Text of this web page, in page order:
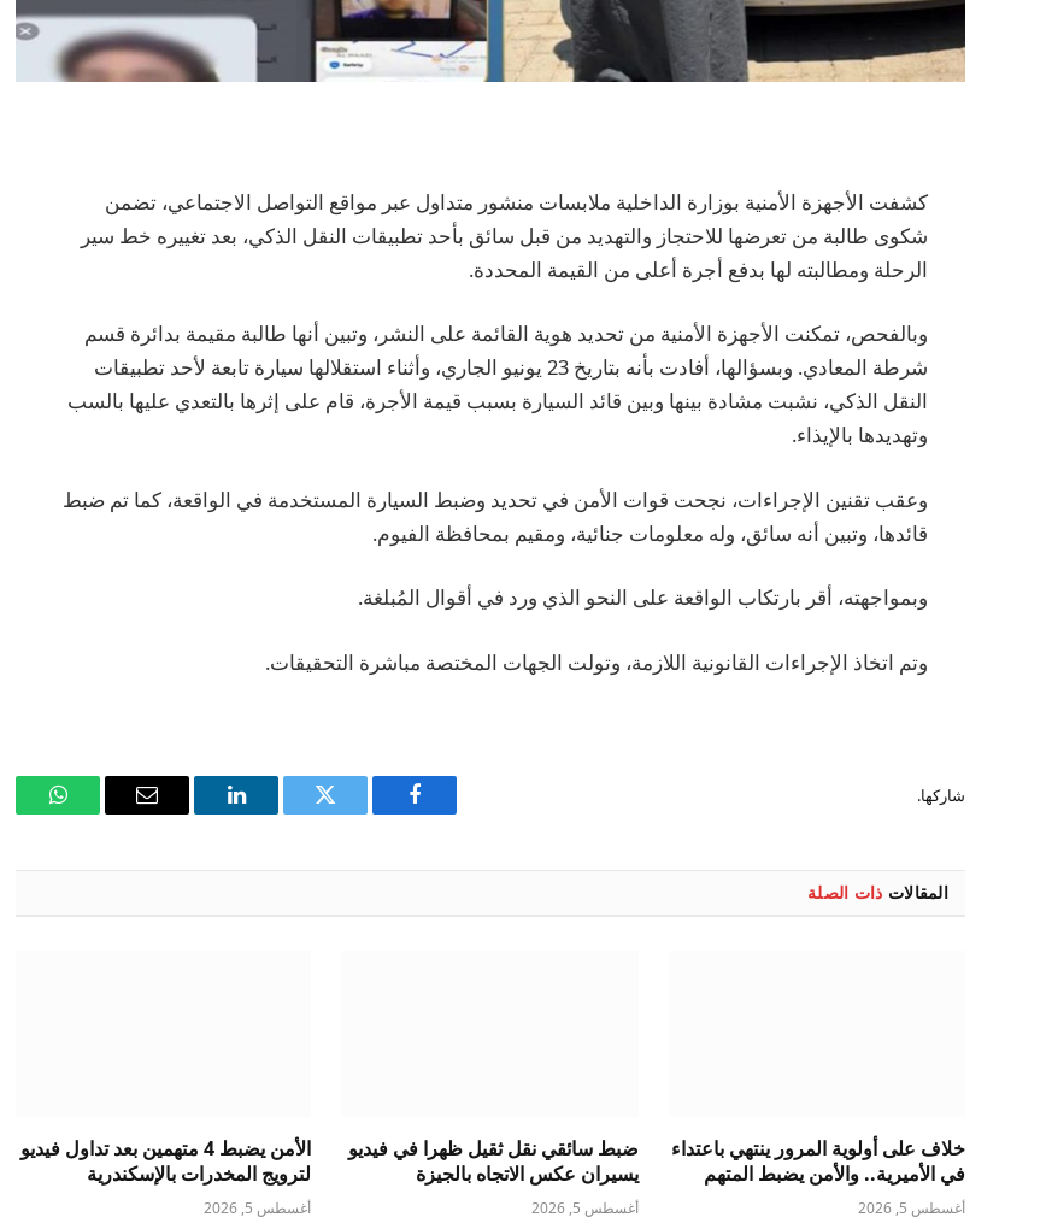
كشفت الأجهزة الأمنية بوزارة الداخلية ملابسات منشور متداول عبر مواقع التواصل الاجتماعي، تضمن
شكوى طالبة من تعرضها للاحتجاز والتهديد من قبل سائق بأحد تطبيقات النقل الذكي، بعد تغييره خط سير
الرحلة ومطالبته لها بدفع أجرة أعلى من القيمة المحددة.
وبالفحص، تمكنت الأجهزة الأمنية من تحديد هوية القائمة على النشر، وتبين أنها طالبة مقيمة بدائرة قسم
شرطة المعادي. وبسؤالها، أفادت بأنه بتاريخ 23 يونيو الجاري، وأثناء استقلالها سيارة تابعة لأحد تطبيقات
النقل الذكي، نشبت مشادة بينها وبين قائد السيارة بسبب قيمة الأجرة، قام على إثرها بالتعدي عليها بالسب
وتهديدها بالإيذاء.
وعقب تقنين الإجراءات، نجحت قوات الأمن في تحديد وضبط السيارة المستخدمة في الواقعة، كما تم ضبط
قائدها، وتبين أنه سائق، وله معلومات جنائية، ومقيم بمحافظة الفيوم.
وبمواجهته، أقر بارتكاب الواقعة على النحو الذي ورد في أقوال المُبلغة.
وتم اتخاذ الإجراءات القانونية اللازمة، وتولت الجهات المختصة مباشرة التحقيقات.
شاركها.
فيسبوك
تويتر لينكدإن
البريد
واتساب
المقالات ذات الصلة
خلاف على أولوية المرور ينتهي باعتداء
في الأميرية.. والأمن يضبط المتهم
أغسطس 5, 2026
ضبط سائقي نقل ثقيل ظهرا في فيديو
يسيران عكس الاتجاه بالجيزة
أغسطس 5, 2026
الأمن يضبط 4 متهمين بعد تداول فيديو
لترويج المخدرات بالإسكندرية
أغسطس 5, 2026